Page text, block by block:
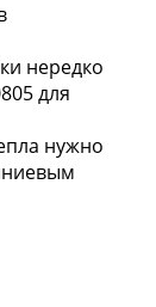
нередко
для
нужно